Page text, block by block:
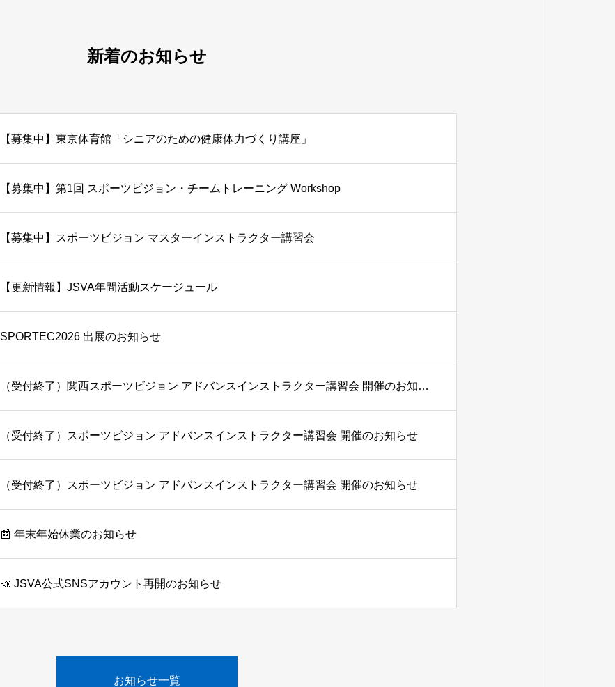
新着のお知らせ
【募集中】東京体育館「シニアのための健康体力づくり講座」
【募集中】第1回 スポーツビジョン・チームトレーニング Workshop
【募集中】スポーツビジョン マスターインストラクター講習会
【更新情報】JSVA年間活動スケージュール
SPORTEC2026 出展のお知らせ
（受付終了）関西スポーツビジョン アドバンスインストラクター講習会 開催のお知らせ
（受付終了）スポーツビジョン アドバンスインストラクター講習会 開催のお知らせ
（受付終了）スポーツビジョン アドバンスインストラクター講習会 開催のお知らせ
📰 年末年始休業のお知らせ
📣 JSVA公式SNSアカウント再開のお知らせ
お知らせ一覧